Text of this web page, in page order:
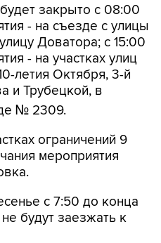
закрыто с 08:00
- на съезде с улицы
Доватора; с 15:00
- на участках улиц
летия Октября, 3-й
и Трубецкой, в
№ 2309.
ограничений 9
мероприятия
с 7:50 до конца
будут заезжать к